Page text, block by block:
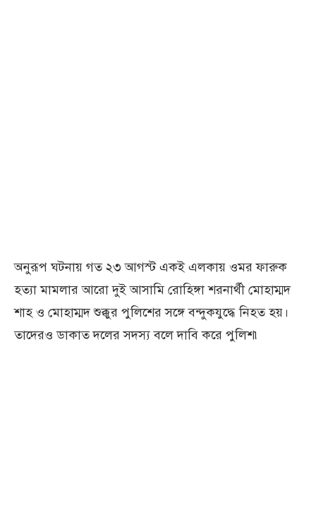
অনুরূপ ঘটনায় গত ২৩ আগস্ট একই এলকায় ওমর ফারুক
হত্যা মামলার আরো দুই আসামি রোহিঙ্গা শরনার্থী মোহাম্মদ
শাহ ও মোহাম্মদ শুক্কুর পুলিশের সঙ্গে বন্দুকযুদ্ধে নিহত হয়।
তাদেরও ডাকাত দলের সদস্য বলে দাবি করে পুলিশ৷